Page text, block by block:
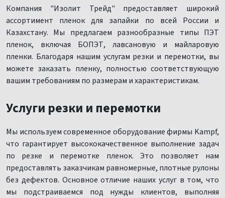
Компания "Изолит Трейд" предоставляет широкий
ассортимент пленок для запайки по всей России и
Казахстану. Мы предлагаем разнообразные типы ПЭТ
пленок, включая БОПЭТ, лавсановую и майларовую
пленки. Благодаря нашим услугам резки и перемотки, вы
можете заказать пленку, полностью соответствующую
вашим требованиям по размерам и характеристикам.
Услуги резки и перемотки
Мы используем современное оборудование фирмы Kampf,
что гарантирует высококачественное выполнение задач
по резке и перемотке пленок. Это позволяет нам
предоставлять заказчикам равномерные, плотные рулоны
без дефектов. Основное отличие наших услуг в том, что
мы подстраиваемся под нужды клиентов, выполняя